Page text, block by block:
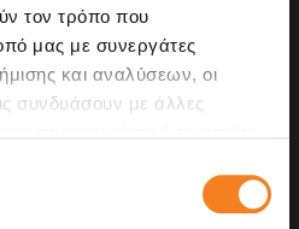
τον τρόπο που
μας με συνεργάτες
και αναλύσεων, οι
συνδυάσουν με άλλες